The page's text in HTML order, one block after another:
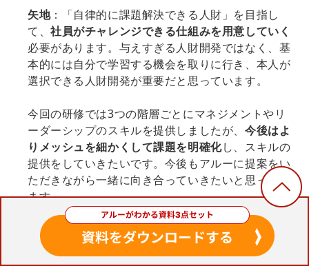
矢地：「自律的に課題解決できる人財」を目指し
て、社員がチャレンジできる仕組みを用意していく
必要があります。与えすぎる人財開発ではなく、基
本的には自分で学習する機会を取りに行き、本人が
選択できる人財開発が重要だと思っています。
今回の研修では3つの階層ごとにマネジメントやリ
ーダーシップのスキルを提供しましたが、 今後はよ
りメッシュを細かくして課題を明確化し、スキルの
提供をしていきたいです。今後もアルーに提案をい
ただきながら一緒に向き合っていきたいと思ってい
ます。
－アルーの研修に対して、もっとこうだったら良か
ったという部分はありましたか？